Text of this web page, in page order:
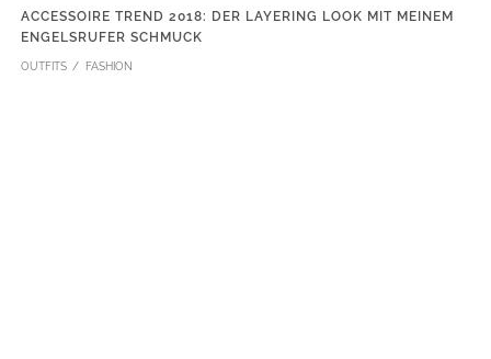
ACCESSOIRE TREND 2018: DER LAYERING LOOK MIT MEINEM
ENGELSRUFER SCHMUCK
OUTFITS FASHION